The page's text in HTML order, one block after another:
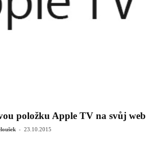
položku Apple TV na svůj web
- 23.10.2015